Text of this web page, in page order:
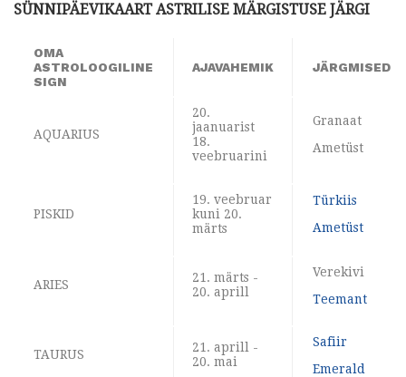
SÜNNIPÄEVIKAART ASTRILISE MÄRGISTUSE JÄRGI
OMA
ASTROLOOGILINE
SIGN
AJAVAHEMIK JÄRGMISED
AQUARIUS
20.
jaanuarist
18.
veebruarini
Granaat
Ametüst
PISKID
19. veebruar
kuni 20.
märts
Türkiis
Ametüst
ARIES
21. märts -
20. aprill
Verekivi
Teemant
TAURUS
21. aprill -
20. mai
Safiir
Emerald